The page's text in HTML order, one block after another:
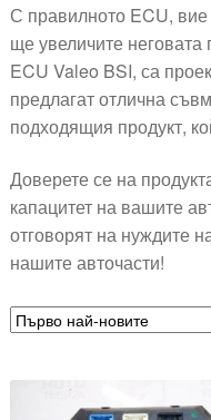
С правилното ECU,
ще увеличите
ECU Valeo BSI, са
предлагат отлична
подходящия продукт,
Доверете се на
капацитет на вашите
отговорят на нуждите
нашите авточасти!